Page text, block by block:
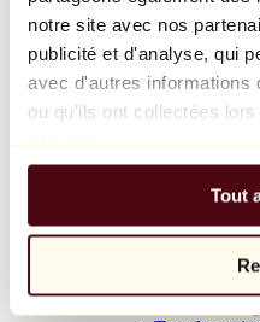
notre site avec nos
publicité et d'analyse, qui
avec d'autres informations
ou qu'ils ont collectées
Tout
Balloon Dog (Orange)
Jeff Koons
10 000 €
Parcourir
Tous les
Tous les